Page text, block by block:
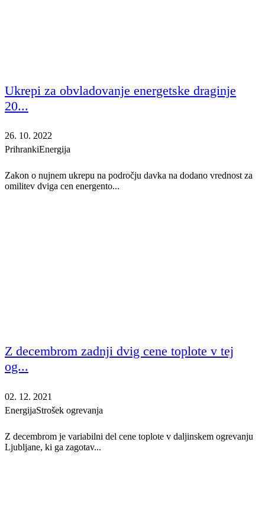
Ukrepi za obvladovanje energetske draginje
20...
26. 10. 2022
PrihrankiEnergija
Zakon o nujnem ukrepu na področju davka na dodano vrednost za
omilitev dviga cen energento...
Z decembrom zadnji dvig cene toplote v tej
og...
02. 12. 2021
EnergijaStrošek ogrevanja
Z decembrom je variabilni del cene toplote v daljinskem ogrevanju
Ljubljane, ki ga zagotav...